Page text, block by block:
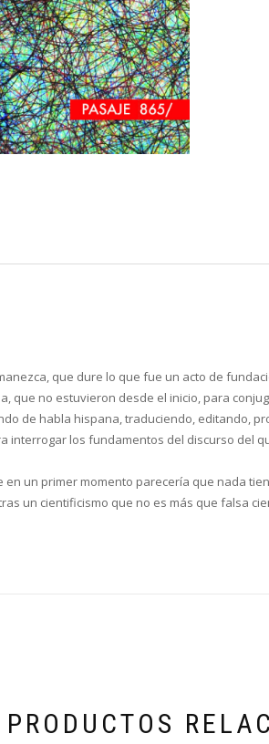
que dure lo que fue un acto de
que no estuvieron desde el inicio, para
de habla hispana, traduciendo, editando,
interrogar los fundamentos del discurso del
un primer momento parecería que nada
un cientificismo que no es más que falsa
PRODUCTOS